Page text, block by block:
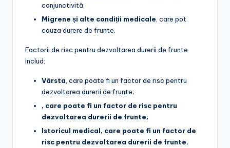
conjunctivită;
Migrene și alte condiții medicale , care pot
cauza durere de frunte.
Factorii de risc pentru dezvoltarea durerii de frunte
includ:
Vârsta , care poate fi un factor de risc pentru
dezvoltarea durerii de frunte;
, care poate fi un factor de risc pentru
dezvoltarea durerii de frunte;
Istoricul medical, care poate fi un factor de
risc pentru dezvoltarea durerii de frunte.